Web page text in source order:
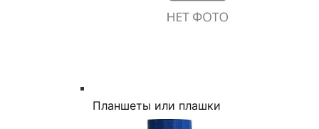
Планшеты или плашки